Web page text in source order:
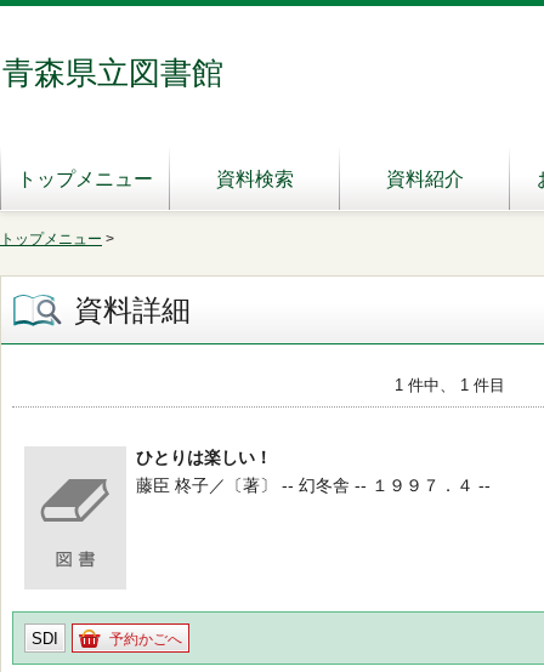
青森県立図書館
トップメニュー 資料検索 資料紹介
トップメニュー >
資料詳細
1 件中、 1 件目
ひとりは楽しい！
藤臣 柊子／〔著〕 -- 幻冬舎 -- １９９７．４ --
SDI 予約かごへ